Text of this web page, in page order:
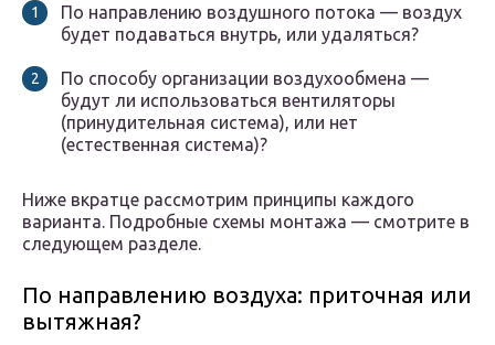
По направлению воздушного потока — воздух
будет подаваться внутрь, или удаляться?
По способу организации воздухообмена —
будут ли использоваться вентиляторы
(принудительная система), или нет
(естественная система)?
Ниже вкратце рассмотрим принципы каждого
варианта. Подробные схемы монтажа — смотрите в
следующем разделе.
По направлению воздуха: приточная или
вытяжная?